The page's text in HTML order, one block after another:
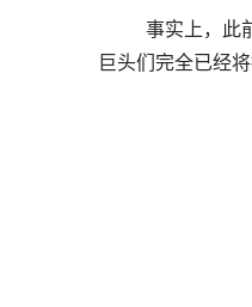
巨头们完全已经